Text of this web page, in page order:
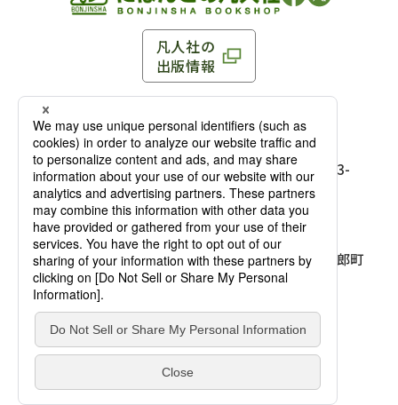
凡人社の本を見る
凡人社が出版した本を見る
凡人社の
出版情報
〒102-0093 東京都千代田区平河町 1-3-13 8F
TEL：03-3263-3959／FAX：03-3263-3116
麹町店
〒102-0093 東京都千代田区平河町1-3-
13 8F［アクセス］
TEL：03-3239-8673／FAX：03-3263-
3116
大阪店
〒541-0056 大阪府大阪市中央区久太郎町
4-2-10
大西ビルディング 1階［
TEL：06-4256-2684／FAX：03-6733-
7887
© Bonjinsha Co., LTD. All Rights Reserved.